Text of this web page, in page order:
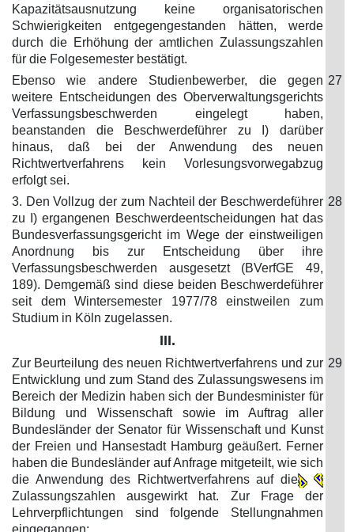
Kapazitätsausnutzung keine organisatorischen
Schwierigkeiten entgegengestanden hätten, werde
durch die Erhöhung der amtlichen Zulassungszahlen
für die Folgesemester bestätigt.
Ebenso wie andere Studienbewerber, die gegen
weitere Entscheidungen des Oberverwaltungsgerichts
Verfassungsbeschwerden eingelegt haben,
beanstanden die Beschwerdeführer zu I) darüber
hinaus, daß bei der Anwendung des neuen
Richtwertverfahrens kein Vorlesungsvorwegabzug
erfolgt sei.
27
3. Den Vollzug der zum Nachteil der Beschwerdeführer
zu I) ergangenen Beschwerdeentscheidungen hat das
Bundesverfassungsgericht im Wege der einstweiligen
Anordnung bis zur Entscheidung über ihre
Verfassungsbeschwerden ausgesetzt (BVerfGE 49,
189). Demgemäß sind diese beiden Beschwerdeführer
seit dem Wintersemester 1977/78 einstweilen zum
Studium in Köln zugelassen.
28
III.
Zur Beurteilung des neuen Richtwertverfahrens und zur
Entwicklung und zum Stand des Zulassungswesens im
Bereich der Medizin haben sich der Bundesminister für
Bildung und Wissenschaft sowie im Auftrag aller
Bundesländer der Senator für Wissenschaft und Kunst
der Freien und Hansestadt Hamburg geäußert. Ferner
haben die Bundesländer auf Anfrage mitgeteilt, wie sich
die Anwendung des Richtwertverfahrens auf die
Zulassungszahlen ausgewirkt hat. Zur Frage der
Lehrverpflichtungen sind folgende Stellungnahmen
eingegangen:
29